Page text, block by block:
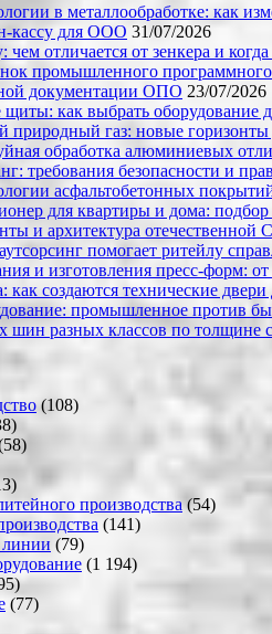
в металлообработке: как
кассу для ООО 31/07/2026
чем отличается от зенкера и
промышленного
документации ОПО 23/07/2026
как выбрать оборудование
газ: новые горизонты
обработка алюминиевых
требования безопасности и
асфальтобетонных
для квартиры и дома:
и архитектура отечественной
помогает ритейлу
и изготовления пресс-форм:
как создаются технические
промышленное против
шин разных классов по толщине
(108)
производства(54)
(141)
(79)
(1 194)
(77)